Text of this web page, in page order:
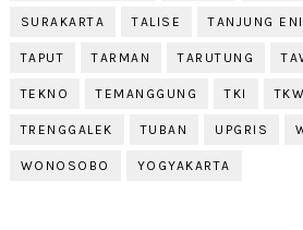
SURAKARTA TALISE TANJUNG
TAPUT TARMAN TARUTUNG
TEKNO TEMANGGUNG TKI TKW
TRENGGALEK TUBAN UPGRIS
WONOSOBO YOGYAKARTA